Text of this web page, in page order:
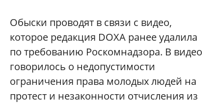
Обыски проводят в связи с видео,
которое редакция DOXA ранее удалила
по требованию Роскомнадзора. В видео
говорилось о недопустимости
ограничения права молодых людей на
протест и незаконности отчисления из